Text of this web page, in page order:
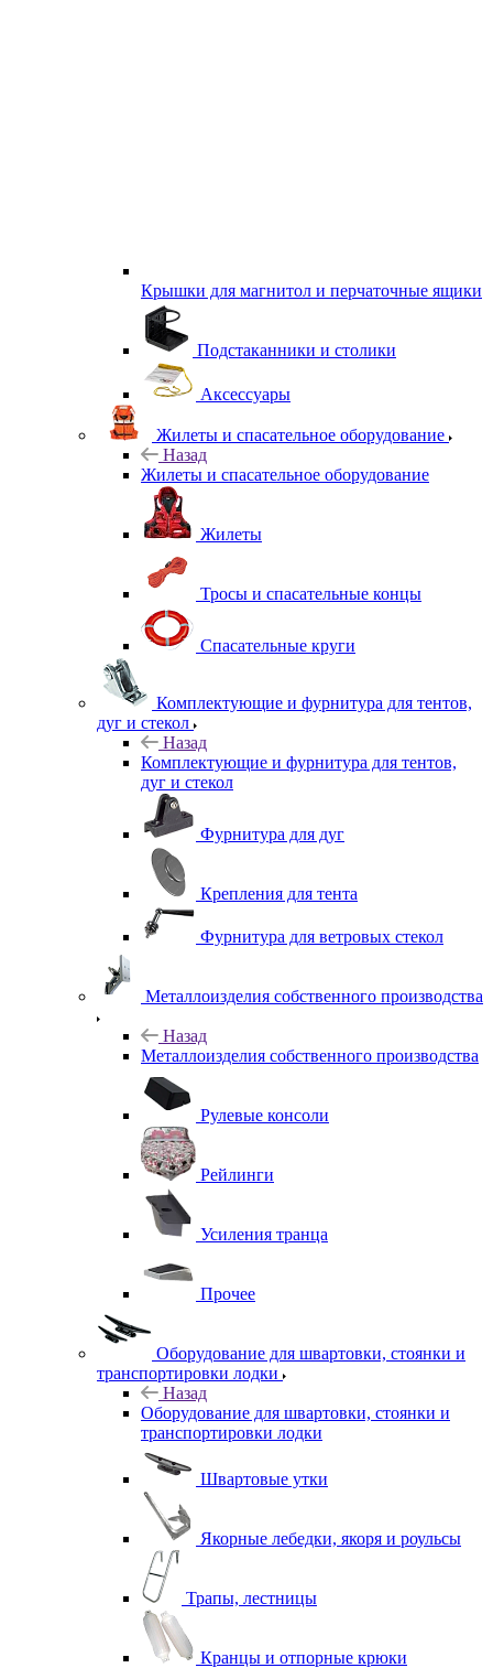
Крышки для магнитол и перчаточные ящики
Подстаканники и столики
Аксессуары
Жилеты и спасательное оборудование
Назад
Жилеты и спасательное оборудование
Жилеты
Тросы и спасательные концы
Спасательные круги
Комплектующие и фурнитура для тентов,
дуг и стекол
Назад
Комплектующие и фурнитура для тентов,
дуг и стекол
Фурнитура для дуг
Крепления для тента
Фурнитура для ветровых стекол
Металлоизделия собственного производства
Назад
Металлоизделия собственного производства
Рулевые консоли
Рейлинги
Усиления транца
Прочее
Оборудование для швартовки, стоянки и
транспортировки лодки
Назад
Оборудование для швартовки, стоянки и
транспортировки лодки
Швартовые утки
Якорные лебедки, якоря и роульсы
Трапы, лестницы
Кранцы и отпорные крюки